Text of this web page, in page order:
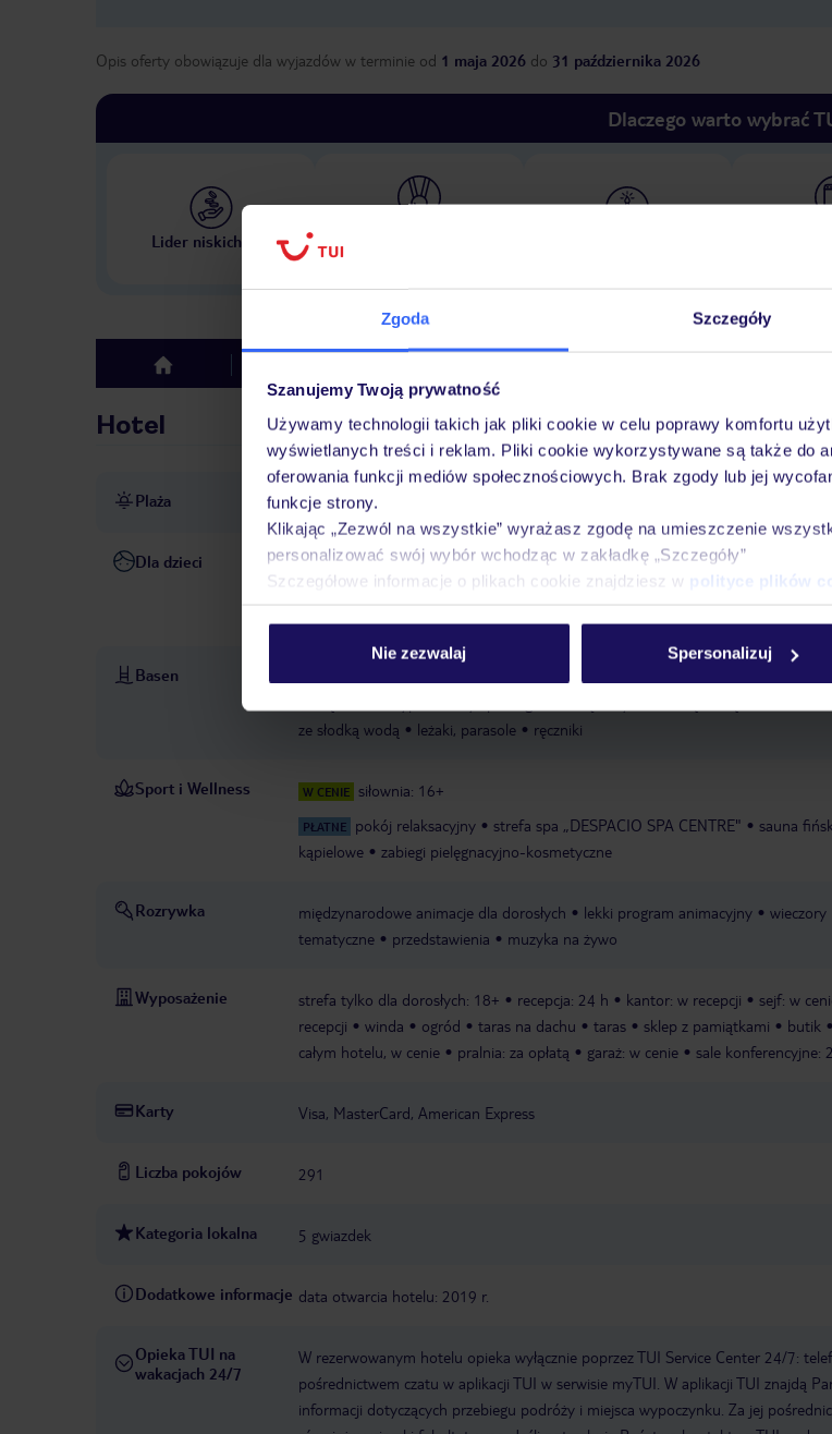
Zgoda Szczegóły
Szanujemy Twoją prywatność
Używamy technologii takich jak pliki cookie w celu poprawy komfortu
wyświetlanych treści i reklam. Pliki cookie wykorzystywane są także do
oferowania funkcji mediów społecznościowych. Brak zgody lub jej
funkcje strony.
Klikając „Zezwól na wszystkie” wyrażasz zgodę na umieszczenie
personalizować swój wybór wchodząc w zakładkę „Szczegóły”
Szczegółowe informacje o plikach cookie znajdziesz w polityce plików
Nie zezwalaj Spersonalizuj
Opis oferty obowiązuje dla wyjazdów w terminie od 1 maja 2026 do 31 października 2026
Dlaczego warto wybrać
Lider niskich cen
top
Hotel
Plaża bezpośrednio przy plaży
Dla dzieci basen dla dzieci: zewnętrzny, ze słodką wodą opieka nad dziećmi: za opłatą
dla dzieci
miniklub: 4-11 lat, w cenie animacje dla dzieci: 4-11 lat pokój
Basen basen dla dzieci: zewnętrzny, ze słodką wodą
basen „principal":
ze słodką wodą
leżaki, parasole ręczniki
Sport i Wellness W CENIE siłownia: 16+
PŁATNE pokój relaksacyjny strefa spa „DESPACIO SPA CENTRE" sauna
kąpielowe
zabiegi pielęgnacyjno-kosmetyczne
Rozrywka międzynarodowe animacje dla dorosłych lekki program animacyjny
wieczory
tematyczne
przedstawienia muzyka na żywo
Wyposażenie strefa tylko dla dorosłych: 18+ recepcja: 24 h kantor: w recepcji
sejf: w
recepcji
winda ogród taras na dachu taras sklep z pamiątkami butik
całym hotelu, w cenie
pralnia: za opłatą garaż: w cenie sale konferencyjne: 2
Karty Visa, MasterCard, American Express
Liczba pokojów 291
Kategoria lokalna 5 gwiazdek
Dodatkowe informacje data otwarcia hotelu: 2019 r.
Opieka TUI na
wakacjach 24/7
W rezerwowanym hotelu opieka wyłącznie poprzez TUI Service Center 24/7:
pośrednictwem czatu w aplikacji TUI w serwisie myTUI. W aplikacji TUI znajdą
informacji dotyczących przebiegu podróży i miejsca wypoczynku. Za jej